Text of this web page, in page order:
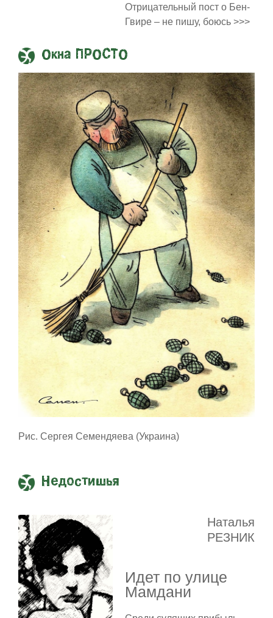
Отрицательный пост о Бен-
Гвире – не пишу, боюсь >>>
Окна ПРОСТО
Рис. Сергея Семендяева (Украина)
Недостишья
Наталья
РЕЗНИК
Идет по улице
Мамдани